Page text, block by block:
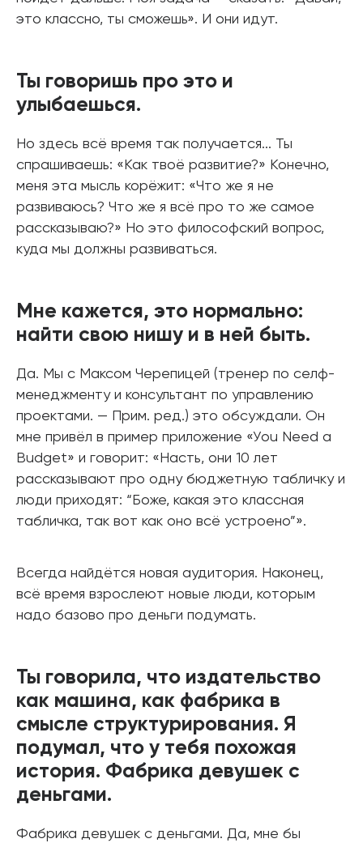
это классно, ты сможешь». И они идут.
Ты говоришь про это и
улыбаешься.
Но здесь всё время так получается... Ты
спрашиваешь: «Как твоё развитие?» Конечно,
меня эта мысль корёжит: «Что же я не
развиваюсь? Что же я всё про то же самое
рассказываю?» Но это философский вопрос,
куда мы должны развиваться.
Мне кажется, это нормально:
найти свою нишу и в ней быть.
Да. Мы с Максом Черепицей (тренер по селф-
менеджменту и консультант по управлению
проектами. — Прим. ред.) это обсуждали. Он
мне привёл в пример приложение «Уou Need a
Budget» и говорит: «Насть, они 10 лет
рассказывают про одну бюджетную табличку и
люди приходят: “Боже, какая это классная
табличка, так вот как оно всё устроено”».
Всегда найдётся новая аудитория. Наконец,
всё время взрослеют новые люди, которым
надо базово про деньги подумать.
Ты говорила, что издательство
как машина, как фабрика в
смысле структурирования. Я
подумал, что у тебя похожая
история. Фабрика девушек с
деньгами.
Фабрика девушек с деньгами. Да, мне бы